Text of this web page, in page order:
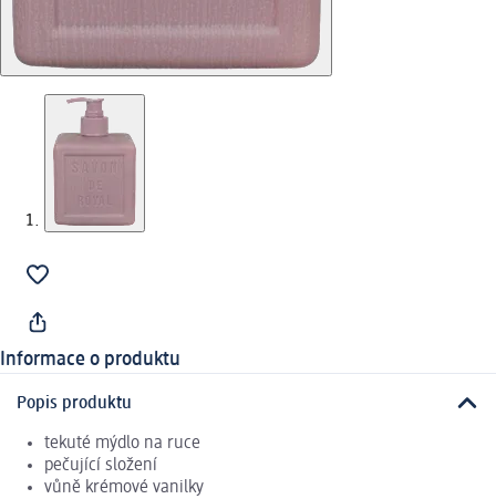
Informace o produktu
Popis produktu
tekuté mýdlo na ruce
pečující složení
vůně krémové vanilky